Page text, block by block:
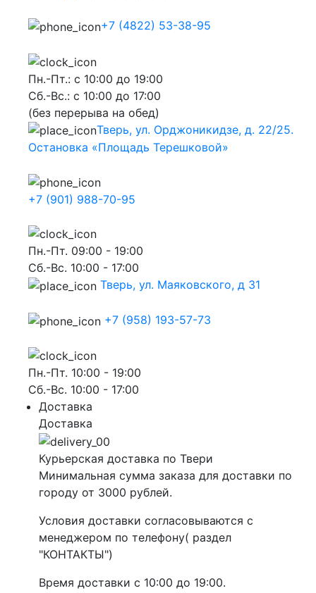
+7 (4822) 53-38-95
Пн.-Пт.: с 10:00 до 19:00
Сб.-Вс.: с 10:00 до 17:00
(без перерыва на обед)
Тверь, ул. Орджоникидзе, д. 22/25.
Остановка «Площадь Терешковой»
+7 (901) 988-70-95
Пн.-Пт. 09:00 - 19:00
Сб.-Вс. 10:00 - 17:00
Тверь, ул. Маяковского, д 31
+7 (958) 193-57-73
Пн.-Пт. 10:00 - 19:00
Сб.-Вс. 10:00 - 17:00
Доставка
Доставка
Курьерская доставка по Твери
Минимальная сумма заказа для доставки по
городу от 3000 рублей.
Условия доставки согласовываются с
менеджером по телефону( раздел
"КОНТАКТЫ")
Время доставки с 10:00 до 19:00.